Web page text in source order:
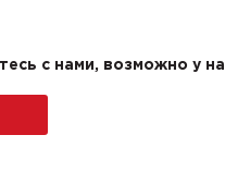
с нами, возможно у